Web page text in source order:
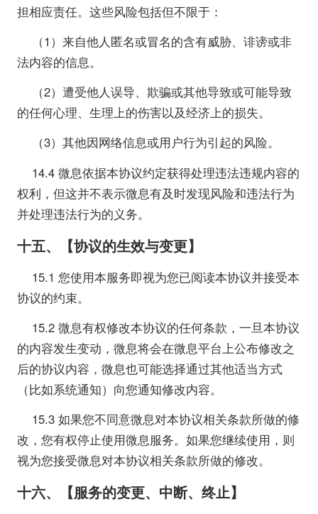
担相应责任。这些风险包括但不限于：
（1）来自他人匿名或冒名的含有威胁、诽谤或非
法内容的信息。
（2）遭受他人误导、欺骗或其他导致或可能导致
的任何心理、生理上的伤害以及经济上的损失。
（3）其他因网络信息或用户行为引起的风险。
14.4 微息依据本协议约定获得处理违法违规内容的
权利，但这并不表示微息有及时发现风险和违法行为
并处理违法行为的义务。
十五、【协议的生效与变更】
15.1 您使用本服务即视为您已阅读本协议并接受本
协议的约束。
15.2 微息有权修改本协议的任何条款，一旦本协议
的内容发生变动，微息将会在微息平台上公布修改之
后的协议内容，微息也可能选择通过其他适当方式
（比如系统通知）向您通知修改内容。
15.3 如果您不同意微息对本协议相关条款所做的修
改，您有权停止使用微息服务。如果您继续使用，则
视为您接受微息对本协议相关条款所做的修改。
十六、【服务的变更、中断、终止】